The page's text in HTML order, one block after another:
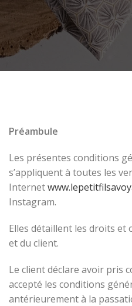
Préambule
Les présentes conditions
s’appliquent à toutes les
Internet
Instagram.
Elles détaillent les droits et
et du client.
Le client déclare avoir pris
accepté les conditions
antérieurement à la